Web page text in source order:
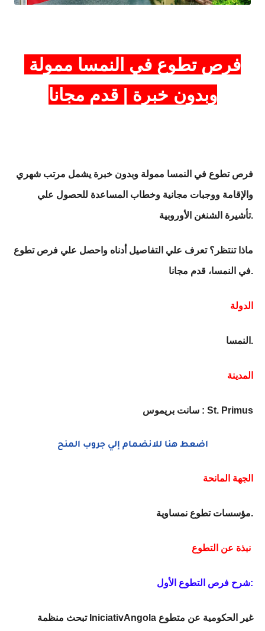
وبدون خبرة | قدم مجانا
فرص تطوع في النمسا ممولة وبدون خبرة يشمل مرتب شهري
والإقامة ووجبات مجانية وخطاب المساعدة للحصول علي
تأشيرةالشنغن الأوروبية.
ماذا تنتظر؟ تعرف علي التفاصيل أدناه واحصل علي فرص تطوع
في النمسا، قدم مجانا.
الدولة
النمسا.
المدينة
سانت بريموس : St. Primus
اضعط هنا للانضمام إلي جروب المنح
الجهة المانحة
مؤسسات تطوع نمساوية.
شرح فرص التطوع الأول:
تبحث منظمة IniciativAngola غير الحكومية عن متطوع